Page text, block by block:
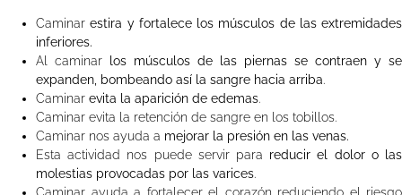
Caminarestira y fortalece los músculos de las extremidades
inferiores.
Al caminar
los músculos de las piernas se contraen y se
expanden, bombeando así la sangre hacia arriba.
Caminar evita la aparición de edemas.
Caminar evita la retención de sangre en los tobillos.
Caminar nos ayuda a mejorar la presión en las venas.
Esta actividad nos puede servir para reducir el dolor o las
molestias provocadas por las varices.